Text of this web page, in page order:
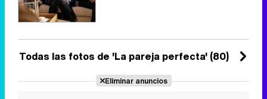
Todas las fotos de 'La pareja perfecta' (80)
Eliminar anuncios